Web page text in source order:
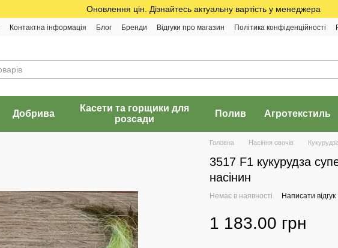
Оновлення цін. Дізнайтесь актуальну вартість у менеджера
Контактна інформація Блог Бренди Відгуки про магазин Політика конфіденційності
Добрива
Касети та горщики для
розсади
Полив Агротекстиль
Головна Насіння овочів Кукурудза
3517 F1 кукурудза
насінин
Немає в наявності Написати відгук
1 183.00 грн